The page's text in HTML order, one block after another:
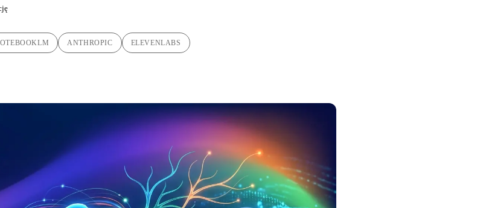
ANTHROPIC ELEVENLABS